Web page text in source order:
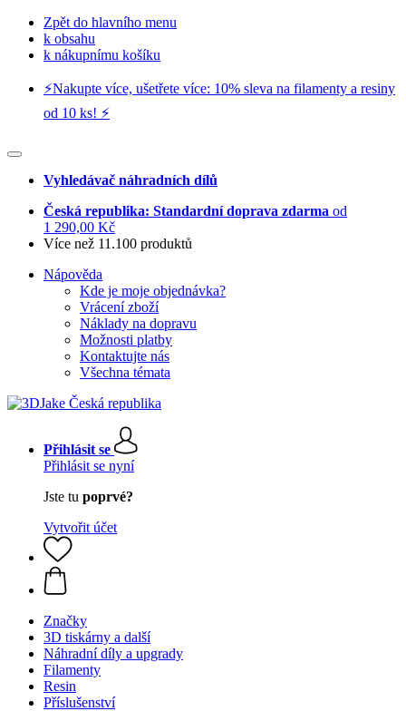
Zpět do hlavního menu
k obsahu
k nákupnímu košíku
⚡️Nakupte více, ušetřete více: 10% sleva na filamenty a resiny
od 10 ks! ⚡️
Vyhledávač náhradních dílů
Česká republika: Standardní doprava zdarma od
1 290,00 Kč
Více než 11.100 produktů
Nápověda
Kde je moje objednávka?
Vrácení zboží
Náklady na dopravu
Možnosti platby
Kontaktujte nás
Všechna témata
Přihlásit se
Přihlásit se nyní
Jste tu poprvé?
Vytvořit účet
Značky
3D tiskárny a další
Náhradní díly a upgrady
Filamenty
Resin
Příslušenství